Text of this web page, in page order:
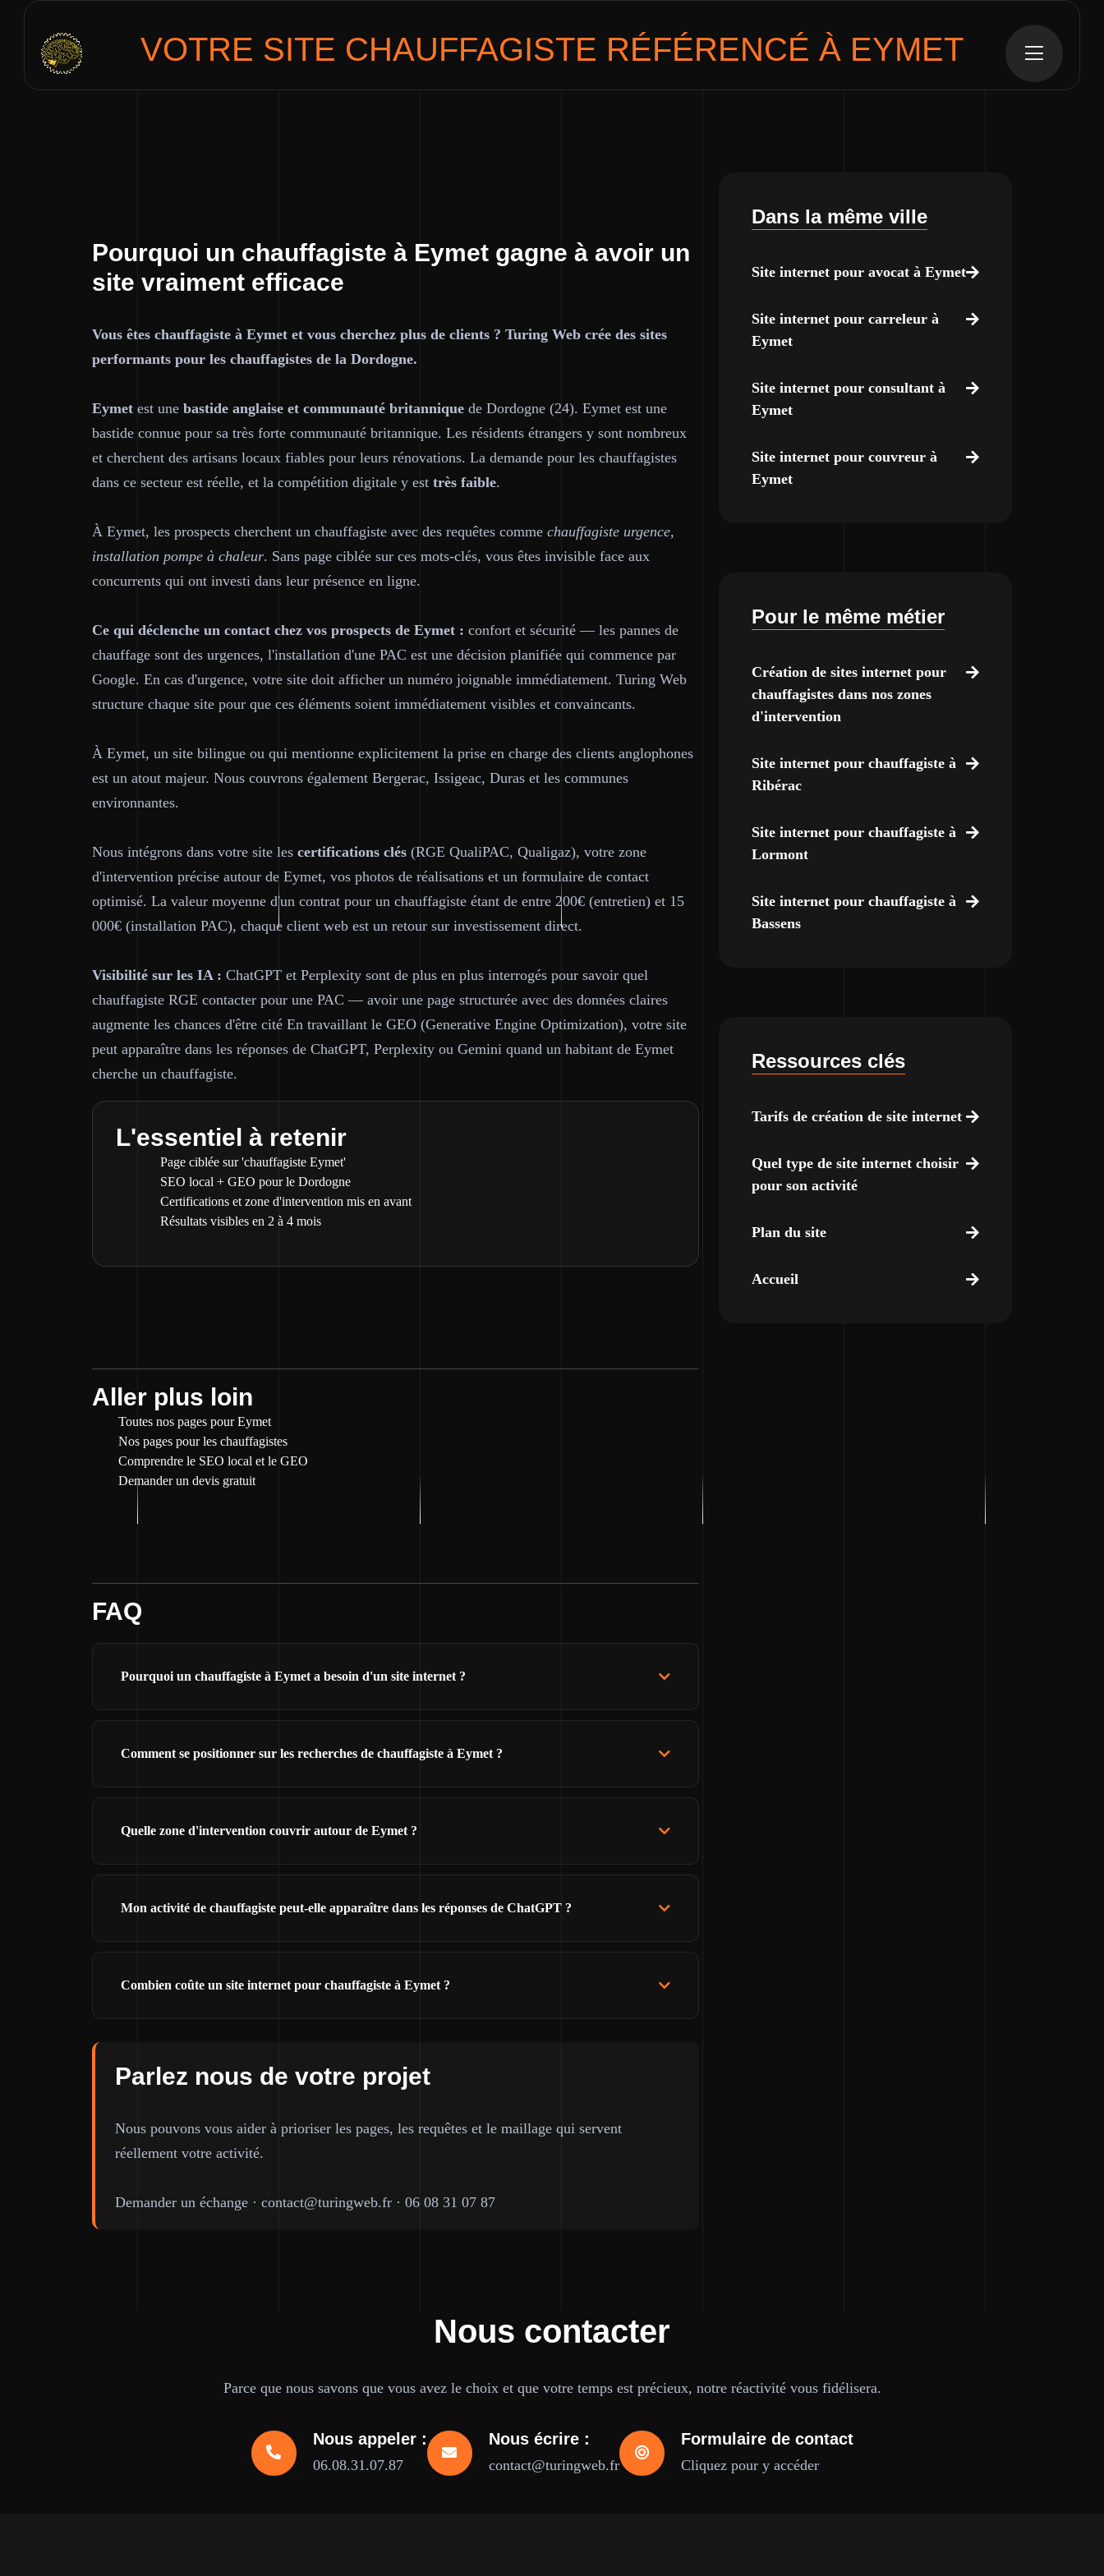
VOTRE SITE CHAUFFAGISTE RÉFÉRENCÉ À EYMET
Pourquoi un chauffagiste à Eymet gagne à avoir un
site vraiment efficace
Vous êtes chauffagiste à Eymet et vous cherchez plus de clients ? Turing Web crée des sites
performants pour les chauffagistes de la Dordogne.
Eymet est une bastide anglaise et communauté britannique de Dordogne (24). Eymet est une
bastide connue pour sa très forte communauté britannique. Les résidents étrangers y sont nombreux
et cherchent des artisans locaux fiables pour leurs rénovations. La demande pour les chauffagistes
dans ce secteur est réelle, et la compétition digitale y est très faible.
À Eymet, les prospects cherchent un chauffagiste avec des requêtes comme chauffagiste urgence,
installation pompe à chaleur. Sans page ciblée sur ces mots-clés, vous êtes invisible face aux
concurrents qui ont investi dans leur présence en ligne.
Ce qui déclenche un contact chez vos prospects de Eymet : confort et sécurité — les pannes de
chauffage sont des urgences, l'installation d'une PAC est une décision planifiée qui commence par
Google. En cas d'urgence, votre site doit afficher un numéro joignable immédiatement. Turing Web
structure chaque site pour que ces éléments soient immédiatement visibles et convaincants.
À Eymet, un site bilingue ou qui mentionne explicitement la prise en charge des clients anglophones
est un atout majeur. Nous couvrons également Bergerac, Issigeac, Duras et les communes
environnantes.
Nous intégrons dans votre site les certifications clés (RGE QualiPAC, Qualigaz), votre zone
d'intervention précise autour de Eymet, vos photos de réalisations et un formulaire de contact
optimisé. La valeur moyenne d'un contrat pour un chauffagiste étant de entre 200€ (entretien) et 15
000€ (installation PAC), chaque client web est un retour sur investissement direct.
Visibilité sur les IA : ChatGPT et Perplexity sont de plus en plus interrogés pour savoir quel
chauffagiste RGE contacter pour une PAC — avoir une page structurée avec des données claires
augmente les chances d'être cité En travaillant le GEO (Generative Engine Optimization), votre site
peut apparaître dans les réponses de ChatGPT, Perplexity ou Gemini quand un habitant de Eymet
cherche un chauffagiste.
L'essentiel à retenir
Page ciblée sur 'chauffagiste Eymet'
SEO local + GEO pour le Dordogne
Certifications et zone d'intervention mis en avant
Résultats visibles en 2 à 4 mois
Aller plus loin
Toutes nos pages pour Eymet
Nos pages pour les chauffagistes
Comprendre le SEO local et le GEO
Demander un devis gratuit
FAQ
Pourquoi un chauffagiste à Eymet a besoin d'un site internet ?
Comment se positionner sur les recherches de chauffagiste à Eymet ?
Quelle zone d'intervention couvrir autour de Eymet ?
Mon activité de chauffagiste peut-elle apparaître dans les réponses de ChatGPT ?
Combien coûte un site internet pour chauffagiste à Eymet ?
Parlez nous de votre projet
Nous pouvons vous aider à prioriser les pages, les requêtes et le maillage qui servent
réellement votre activité.
Demander un échange · contact@turingweb.fr · 06 08 31 07 87
Dans la même ville
Site internet pour avocat à Eymet
Site internet pour carreleur à
Eymet
Site internet pour consultant à
Eymet
Site internet pour couvreur à
Eymet
Pour le même métier
Création de sites internet pour
chauffagistes dans nos zones
d'intervention
Site internet pour chauffagiste à
Ribérac
Site internet pour chauffagiste à
Lormont
Site internet pour chauffagiste à
Bassens
Ressources clés
Tarifs de création de site internet
Quel type de site internet choisir
pour son activité
Plan du site
Accueil
Nous contacter
Parce que nous savons que vous avez le choix et que votre temps est précieux, notre réactivité vous fidélisera.
Nous appeler :
06.08.31.07.87
Nous écrire :
contact@turingweb.fr
Formulaire de contact
Cliquez pour y accéder